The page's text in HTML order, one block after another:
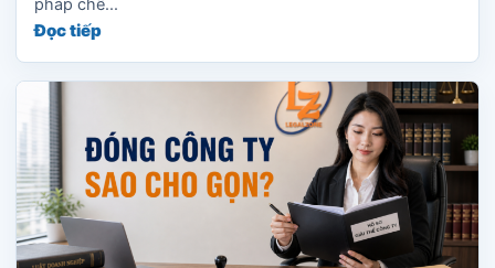
pháp chế...
Đọc tiếp